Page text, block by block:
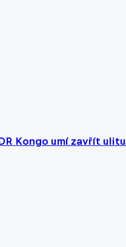
Kongo umí zavřít ulitu